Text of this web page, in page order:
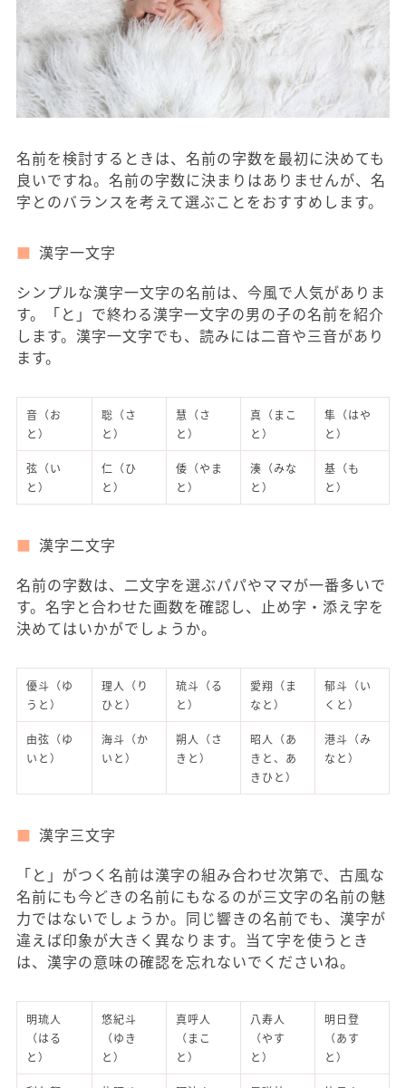
名前を検討するときは、名前の字数を最初に決めても
良いですね。名前の字数に決まりはありませんが、名
字とのバランスを考えて選ぶことをおすすめします。
漢字一文字
シンプルな漢字一文字の名前は、今風で人気がありま
す。「と」で終わる漢字一文字の男の子の名前を紹介
します。漢字一文字でも、読みには二音や三音があり
ます。
音（お
と）
聡（さ
と）
慧（さ
と）
真（まこ
と）
隼（はや
と）
弦（い
と）
仁（ひ
と）
倭（やま
と）
湊（みな
と）
基（も
と）
漢字二文字
名前の字数は、二文字を選ぶパパやママが一番多いで
す。名字と合わせた画数を確認し、止め字・添え字を
決めてはいかがでしょうか。
優斗（ゆ
うと）
理人（り
ひと）
琉斗（る
と）
愛翔（ま
なと）
郁斗（い
くと）
由弦（ゆ
いと）
海斗（か
いと）
朔人（さ
きと）
昭人（あ
きと、あ
きひと）
港斗（み
なと）
漢字三文字
「と」がつく名前は漢字の組み合わせ次第で、古風な
名前にも今どきの名前にもなるのが三文字の名前の魅
力ではないでしょうか。同じ響きの名前でも、漢字が
違えば印象が大きく異なります。当て字を使うとき
は、漢字の意味の確認を忘れないでくださいね。
明琉人
（はる
と）
悠紀斗
（ゆき
と）
真呼人
（まこ
と）
八寿人
（やす
と）
明日登
（あす
と）